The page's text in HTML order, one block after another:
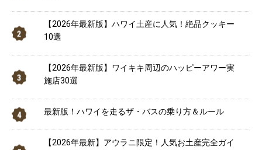
【2026年最新版】ハワイ土産に人気！絶品クッキー
10選
【2026年最新版】ワイキキ周辺のハッピーアワー実
施店30選
最新版！ハワイを走るザ・バスの乗り方＆ルール
【2026年最新】アウラニ限定！人気お土産完全ガイ